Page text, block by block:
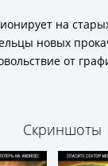
на
новых
от
Скриншоты